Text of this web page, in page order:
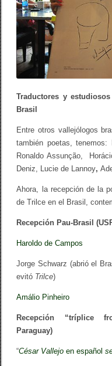
i
e
e
B
r
a
l
(
í
e
v
a
Traductores y
Brasil
Entre otros vallejólogos
también poetas, tenemos:
Ronaldo Assunção,
Deniz, Lucie de Lannoy,
Ahora, la recepción de la
de Trilce en el Brasil,
Recepción Pau-Brasil
Haroldo de Campos
Jorge Schwarz (abrió el
evitó Trilce)
Amálio Pinheiro
Recepción “tríplice
Paraguay)
“César Vallejo en español